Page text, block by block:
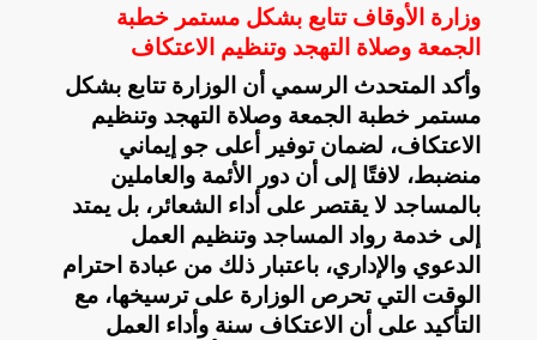
وزارة الأوقاف تتابع بشكل مستمر خطبة
الجمعة وصلاة التهجد وتنظيم الاعتكاف
وأكد المتحدث الرسمي أن الوزارة تتابع بشكل
مستمر خطبة الجمعة وصلاة التهجد وتنظيم
الاعتكاف، لضمان توفير أعلى جو إيماني
منضبط، لافتًا إلى أن دور الأئمة والعاملين
بالمساجد لا يقتصر على أداء الشعائر، بل يمتد
إلى خدمة رواد المساجد وتنظيم العمل
الدعوي والإداري، باعتبار ذلك من عبادة احترام
الوقت التي تحرص الوزارة على ترسيخها، مع
التأكيد على أن الاعتكاف سنة وأداء العمل